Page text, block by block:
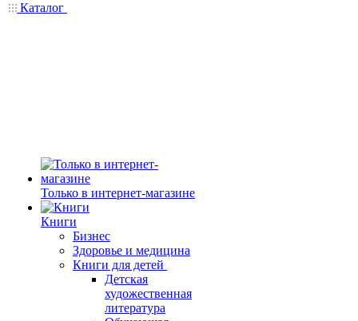
Каталог
Только в интернет-магазине
Книги
Бизнес
Здоровье и медицина
Книги для детей
Детская
художественная
литература